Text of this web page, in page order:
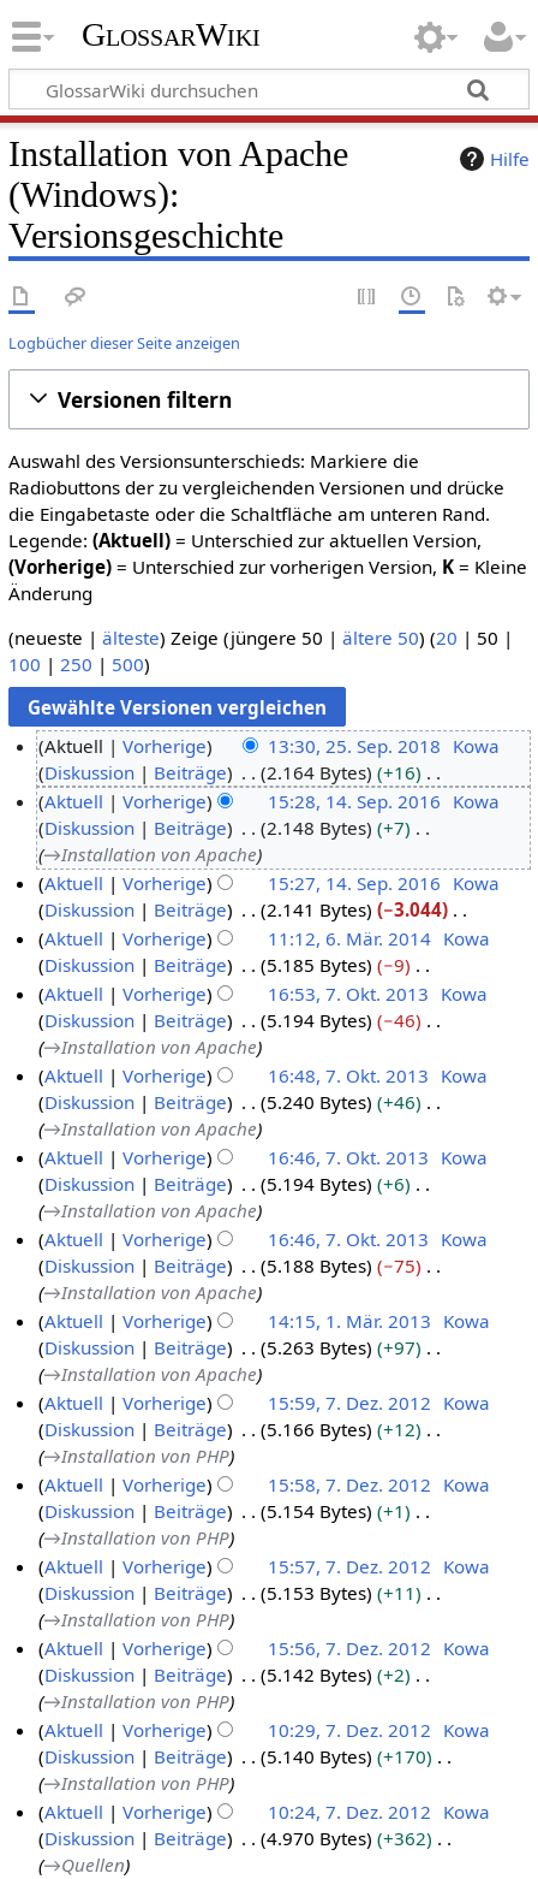
GlossarWiki
Hilfe
Installation von Apache
(Windows):
Versionsgeschichte
Logbücher dieser Seite anzeigen
Versionen filtern
Auswahl des Versionsunterschieds: Markiere die
Radiobuttons der zu vergleichenden Versionen und drücke
die Eingabetaste oder die Schaltfläche am unteren Rand.
Legende: (Aktuell)= Unterschied zur aktuellen Version,
(Vorherige)= Unterschied zur vorherigen Version, K= Kleine
Änderung
(neueste | älteste) Zeige (jüngere 50 | ältere 50) (20 | 50 |
100 | 250 | 500)
5
e
m
1
Aktuell Vorherige 13:30, 25. Sep. 2018 Kowa
Diskussion
Beiträge 2.164 Bytes
+16
K
e
i
n
e
B
e
a
r
b
e
i
t
u
n
g
s
z
u
s
a
m
m
e
n
f
a
s
s
u
n
g
e
b
2
6
Aktuell Vorherige 15:28, 14. Sep. 2016 Kowa
Diskussion
Beiträge 2.148 Bytes
+7
→Installation von Apache
Aktuell
Vorherige 15:27, 14. Sep. 2016 Kowa
Diskussion
Beiträge 2.141 Bytes
−3.044
K
e
i
n
e
B
e
a
r
b
e
i
t
u
n
g
s
z
u
s
a
m
m
e
n
f
a
s
s
u
n
g
0
Aktuell Vorherige 11:12, 6. Mär. 2014 Kowa
Diskussion
Beiträge 5.185 Bytes
−9
K
e
i
n
e
B
e
a
r
b
e
i
t
u
n
g
s
z
u
s
a
m
m
e
n
f
a
s
s
u
n
g
O
o
1
Aktuell Vorherige 16:53, 7. Okt. 2013 Kowa
Diskussion
Beiträge 5.194 Bytes
−46
→Installation von Apache
Aktuell
Vorherige 16:48, 7. Okt. 2013 Kowa
Diskussion
Beiträge 5.240 Bytes
+46
→Installation von Apache
Aktuell
Vorherige 16:46, 7. Okt. 2013 Kowa
Diskussion
Beiträge 5.194 Bytes
+6
→Installation von Apache
Aktuell
Vorherige 16:46, 7. Okt. 2013 Kowa
Diskussion
Beiträge 5.188 Bytes
−75
→Installation von Apache
M
z
1
Aktuell Vorherige 14:15, 1. Mär. 2013 Kowa
Diskussion
Beiträge 5.263 Bytes
+97
→Installation von Apache
D
e
e
0
Aktuell Vorherige 15:59, 7. Dez. 2012 Kowa
Diskussion
Beiträge 5.166 Bytes
+12
→Installation von PHP
Aktuell
Vorherige 15:58, 7. Dez. 2012 Kowa
Diskussion
Beiträge 5.154 Bytes
+1
→Installation von PHP
Aktuell
Vorherige 15:57, 7. Dez. 2012 Kowa
Diskussion
Beiträge 5.153 Bytes
+11
→Installation von PHP
Aktuell
Vorherige 15:56, 7. Dez. 2012 Kowa
Diskussion
Beiträge 5.142 Bytes
+2
→Installation von PHP
Aktuell
Vorherige 10:29, 7. Dez. 2012 Kowa
Diskussion
Beiträge 5.140 Bytes
+170
→Installation von PHP
Aktuell
Vorherige 10:24, 7. Dez. 2012 Kowa
Diskussion
Beiträge 4.970 Bytes
+362
→Quellen